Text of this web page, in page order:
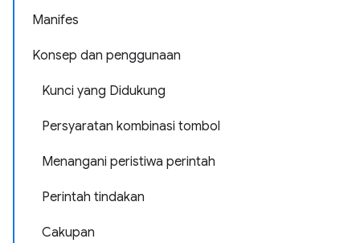
Manifes
Konsep dan penggunaan
Kunci yang Didukung
Persyaratan kombinasi tombol
Menangani peristiwa perintah
Perintah tindakan
Cakupan